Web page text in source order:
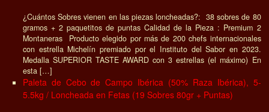
¿Cuántos Sobres vienen en las piezas loncheadas?: 38 sobres de 80
gramos + 2 paquetitos de puntas Calidad de la Pieza : Premium 2
Montaneras Producto elegido por más de 200 chefs internacionales
con estrella Michelín premiado por el Instituto del Sabor en 2023.
Medalla SUPERIOR TASTE AWARD con 3 estrellas (el máximo) En
esta […]
Paleta de Cebo de Campo Ibérica (50% Raza Ibérica), 5-
5.5kg / Loncheada en Fetas (19 Sobres 80gr + Puntas)